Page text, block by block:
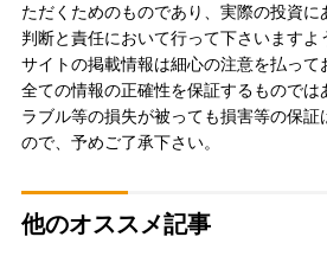
ただくためのものであり、実際の投資
判断と責任において行って下さいますよ
サイトの掲載情報は細心の注意を払って
全ての情報の正確性を保証するものでは
ラブル等の損失が被っても損害等の保証
ので、予めご了承下さい。
他のオススメ記事